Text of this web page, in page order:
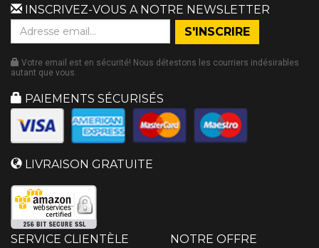
INSCRIVEZ-VOUS A NOTRE NEWSLETTER
Votre email est en sécurité! Nous détestons les courriers indésirables
autant que vous.
PAIEMENTS SÉCURISÉS
LIVRAISON GRATUITE
SERVICE CLIENTÈLE NOTRE OFFRE